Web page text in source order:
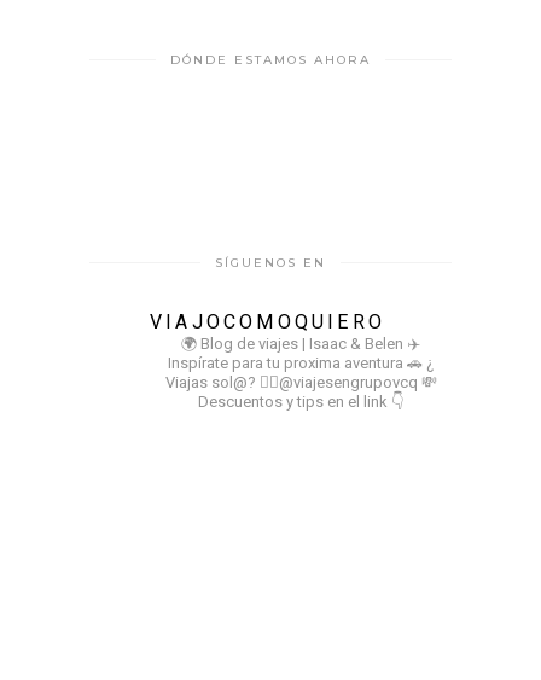
DÓNDE ESTAMOS AHORA
SÍGUENOS EN
VIAJOCOMOQUIERO
🌍 Blog de viajes | Isaac & Belen ✈️
Inspírate para tu proxima aventura 🚗 ¿
Viajas sol@? 👉🏻@viajesengrupovcq 💸
Descuentos y tips en el link 👇